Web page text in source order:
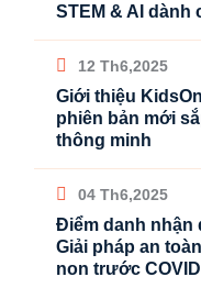
STEM & AI dành
12 Th6,2025
Giới thiệu
phiên bản mới
thông minh
04 Th6,2025
Điểm danh nhận
Giải pháp an
non trước